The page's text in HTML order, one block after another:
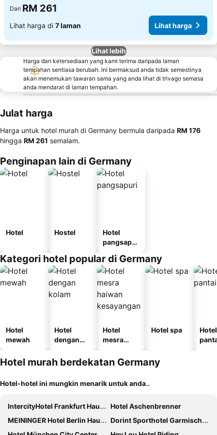
Dari RM 261
Lihat harga di 7 laman Lihat harga
Lihat lebih
Harga dan ketersediaan yang kami terima daripada laman
tempahan sentiasa berubah. Ini bermaksud anda tidak semestinya
akan menemukan tawaran sama yang anda lihat di trivago semasa
anda mendarat di laman tempahan.
Julat harga
Harga untuk hotel murah di Germany bermula daripada ‎RM 176
hingga ‎RM 261 semalam.
Penginapan lain di Germany
Hotel Hostel
Hotel
pangsapur
Kategori hotel popular di Germany
Hotel
mewah
Hotel
dengan
Hotel
mesra
kesayanga
n
Hotel spa
Hotel
Hotel murah berdekatan Germany
Hotel-hotel ini mungkin menarik untuk anda..
IntercityHotel Frankfurt Hauptbahnhof Süd
Hotel Aschenbrenner
MEININGER Hotel Berlin Hauptbahnhof
Dorint Sporthotel Garmisch-Partenkirchen